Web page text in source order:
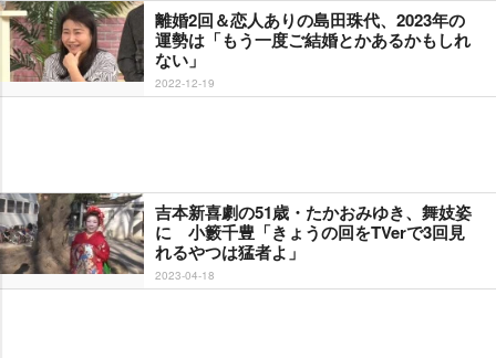
離婚2回＆恋人ありの島田珠代、2023年の
運勢は「もう一度ご結婚とかあるかもしれ
ない」
2022-12-19
吉本新喜劇の51歳・たかおみゆき、舞妓姿
に 小籔千豊「きょうの回をTVerで3回見
れるやつは猛者よ」
2023-04-18